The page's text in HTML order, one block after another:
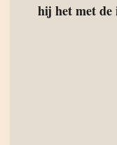
hij het met de